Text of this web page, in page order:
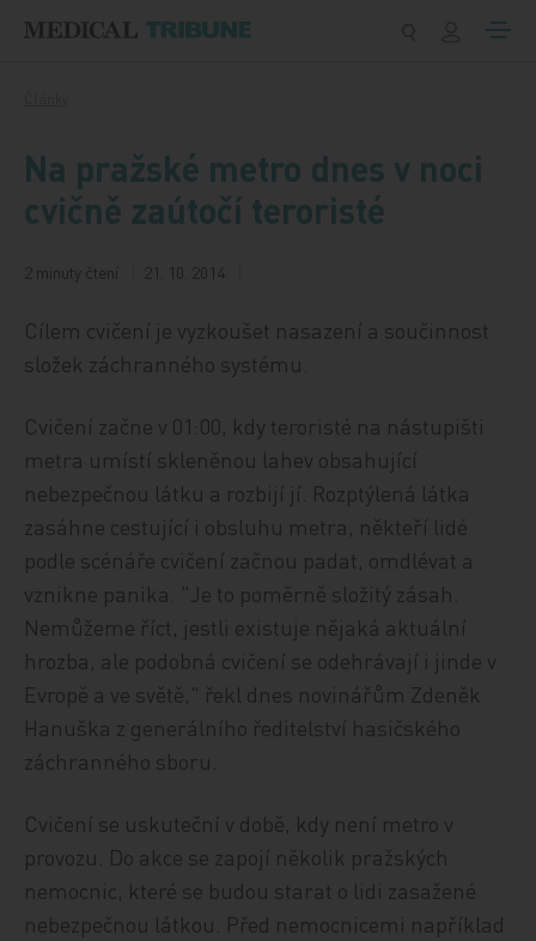
Na pražské metro dnes v noci
cvičně zaútočí teroristé
2 minuty čtení 21. 10. 2014
Cílem cvičení je vyzkoušet nasazení a součinnost
složek záchranného systému.
Cvičení začne v 01:00, kdy teroristé na nástupišti
metra umístí skleněnou lahev obsahující
nebezpečnou látku a rozbijí jí. Rozptýlená látka
zasáhne cestující i obsluhu metra, někteří lidé
podle scénáře cvičení začnou padat, omdlévat a
vznikne panika. "Je to poměrně složitý zásah.
Nemůžeme říct, jestli existuje nějaká aktuální
hrozba, ale podobná cvičení se odehrávají i jinde v
Evropě a ve světě," řekl dnes novinářům Zdeněk
Hanuška z generálního ředitelství hasičského
záchranného sboru.
Cvičení se uskuteční v době, kdy není metro v
provozu. Do akce se zapojí několik pražských
nemocnic, které se budou starat o lidi zasažené
nebezpečnou látkou. Před nemocnicemi například